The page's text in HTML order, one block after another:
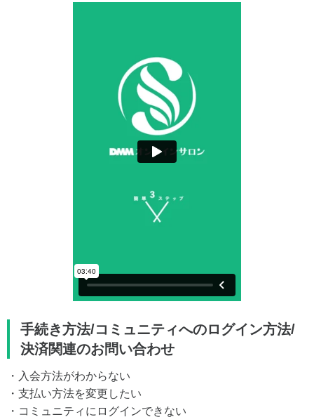
手続き方法/コミュニティへのログイン方法/
決済関連のお問い合わせ
・入会方法がわからない
・支払い方法を変更したい
・コミュニティにログインできない